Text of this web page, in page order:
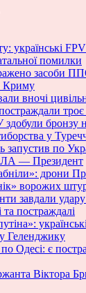
українські
помилки
засоби
Криму
вночі
троє
бронзу
у
запустив по
— Президент
дрони
ворожих
завдали
та постраждалі
Геленджику
Одесі: є
Віктора